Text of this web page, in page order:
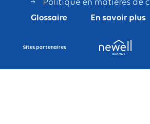
Glossaire
En savoir plus
Sites partenaires